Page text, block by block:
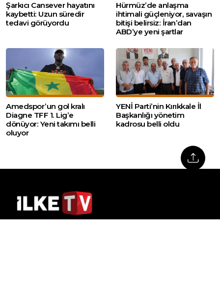
Şarkıcı Cansever hayatını
kaybetti: Uzun süredir
tedavi görüyordu
Hürmüz’de anlaşma
ihtimali güçleniyor, savaşın
bitişi belirsiz: İran’dan
ABD’ye yeni şartlar
Amedspor’un gol kralı
Diagne TFF 1. Lig’e
dönüyor: Yeni takımı belli
oluyor
YENİ Parti’nin Kırıkkale İl
Başkanlığı yönetim
kadrosu belli oldu